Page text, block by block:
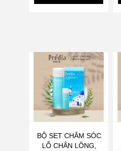
BỘ SET CHĂM SÓC
LỖ CHÂN LÔNG,